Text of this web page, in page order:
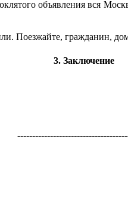
объявления вся
Поезжайте, гражданин,
3. Заключение